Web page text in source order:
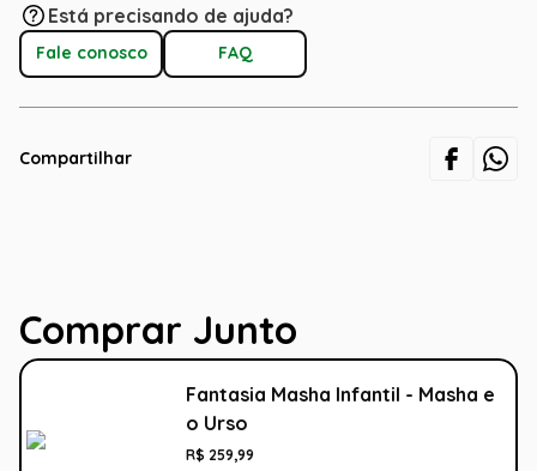
Está precisando de ajuda?
Fale conosco FAQ
Compartilhar
Comprar Junto
Fantasia Masha Infantil - Masha e
o Urso
R$ 259,99